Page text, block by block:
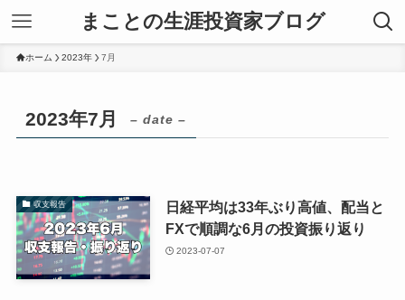
まことの生涯投資家ブログ
ホーム 2023年 7月
2023年7月 – date –
収支報告
日経平均は33年ぶり高値、配当と
FXで順調な6月の投資振り返り
2023-07-07